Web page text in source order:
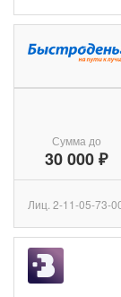
Сумма до
30 000 ₽
Лиц. 2-11-05-73-